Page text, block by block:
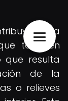
a la
también
que resulta
de la
o relieves